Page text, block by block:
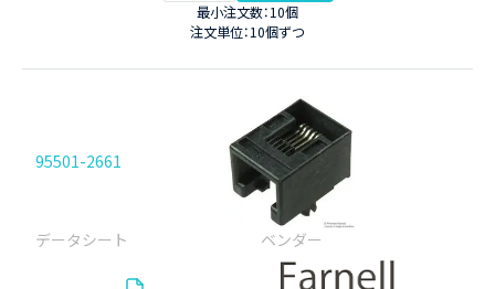
最小注文数：10個
注文単位：10個ずつ
95501-2661